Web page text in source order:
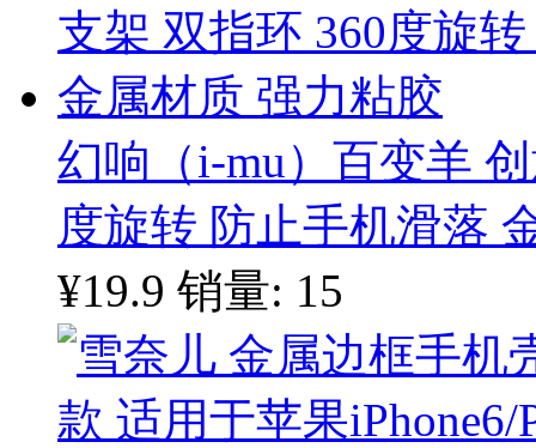
幻响（i-mu）百变羊
度旋转 防止手机滑落
¥19.9 销量: 15